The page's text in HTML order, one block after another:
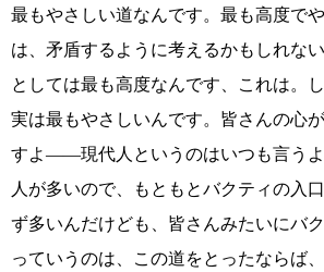
最もやさしい道なんです。最も高度で
は、矛盾するように考えるかもしれな
としては最も高度なんです、これは。
実は最もやさしいんです。皆さんの心
すよ――現代人というのはいつも言う
人が多いので、もともとバクティの入
ず多いんだけども、皆さんみたいにバ
っていうのは、この道をとったならば